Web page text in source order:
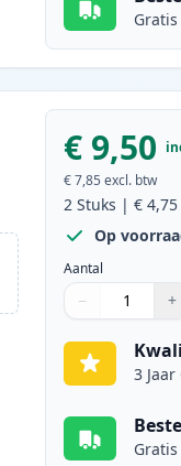
€ 9,50
€ 7,85 excl. btw
2 Stuks |€ 4,75
Op
Aantal
Aantal
Gebruik de
− +
Aantal 1
3